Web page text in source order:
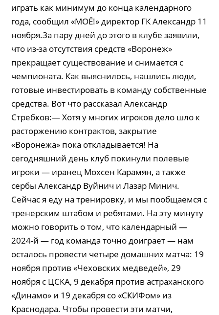
играть как минимум до конца календарного
года, сообщил «МОЁ!» директор ГК Александр 11
ноября.За пару дней до этого в клубе заявили,
что из-за отсутствия средств «Воронеж»
прекращает существование и снимается с
чемпионата. Как выяснилось, нашлись люди,
готовые инвестировать в команду собственные
средства. Вот что рассказал Александр
Стребков:— Хотя у многих игроков дело шло к
расторжению контрактов, закрытие
«Воронежа» пока откладывается! На
сегодняшний день клуб покинули полевые
игроки — иранец Мохсен Карамян, а также
сербы Александр Вуйнич и Лазар Минич.
Сейчас я еду на тренировку, и мы пообщаемся с
тренерским штабом и ребятами. На эту минуту
можно говорить о том, что календарный —
2024-й — год команда точно доиграет — нам
осталось провести четыре домашних матча: 19
ноября против «Чеховских медведей», 29
ноября с ЦСКА, 9 декабря против астраханского
«Динамо» и 19 декабря со «СКИФом» из
Краснодара. Чтобы провести эти матчи,